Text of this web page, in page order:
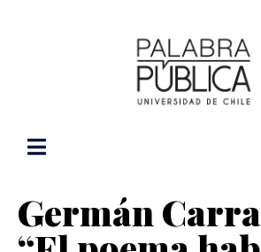
Germán